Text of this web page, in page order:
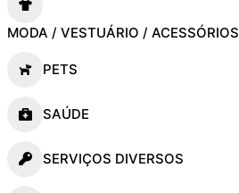
MODA / VESTUÁRIO / ACESSÓRIOS
PETS
SAÚDE
SERVIÇOS DIVERSOS